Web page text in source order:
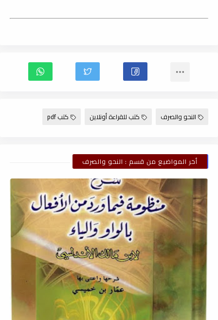
النحو والصرف كتب للقراءة أونلاين كتب pdf
أخر المواضيع من قسم : النحو والصرف